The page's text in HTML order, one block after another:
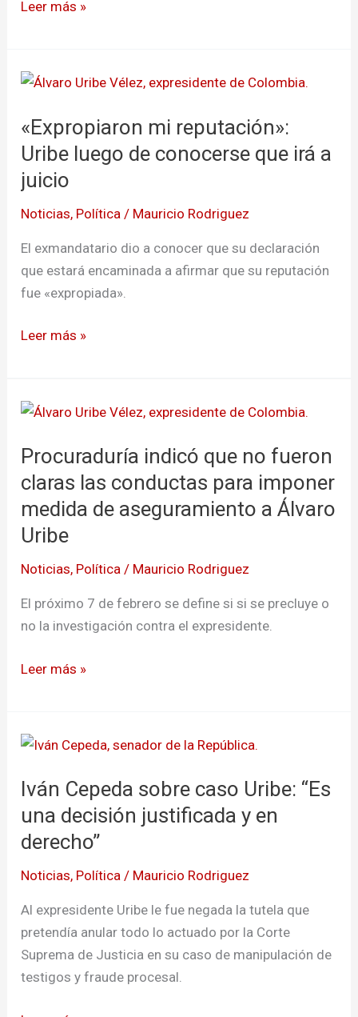
Leer más »
«Expropiaron mi reputación»:
Uribe luego de conocerse que irá a
juicio
Noticias, Política / Mauricio Rodriguez
El exmandatario dio a conocer que su declaración
que estará encaminada a afirmar que su reputación
fue «expropiada».
«Expropiaron
reputación»:
Uribe
luego
de
conocerse
a
Leer más »
Procuraduría indicó que no fueron
claras las conductas para imponer
medida de aseguramiento a Álvaro
Uribe
Noticias, Política / Mauricio Rodriguez
El próximo 7 de febrero se define si si se precluye o
no la investigación contra el expresidente.
Procuraduría
que
no
fueron
las
conductas
imponer
medida
aseguramiento
Uribe
Leer más »
Iván Cepeda sobre caso Uribe: “Es
una decisión justificada y en
derecho”
Noticias, Política / Mauricio Rodriguez
Al expresidente Uribe le fue negada la tutela que
pretendía anular todo lo actuado por la Corte
Suprema de Justicia en su caso de manipulación de
testigos y fraude procesal.
Iván
sobre
caso
Uribe:
una
justificada
y
derecho”